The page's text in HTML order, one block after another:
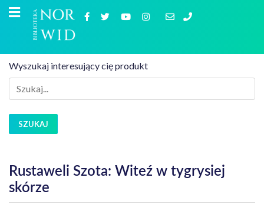
Wyszukaj interesujący cię produkt
SZUKAJ
Rustaweli Szota: Witeź w tygrysiej
skórze